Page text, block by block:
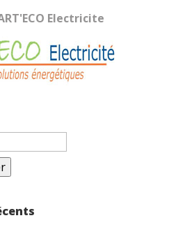
Electricite